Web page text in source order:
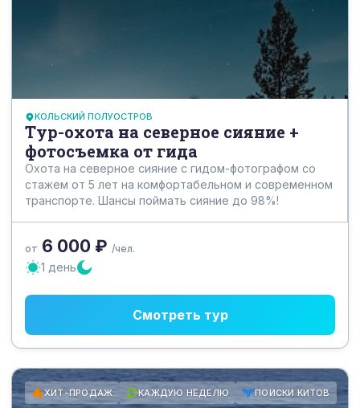
КОЛЬСКИЙ ПОЛУОСТРОВ
Тур-охота на северное сияние +
фотосъемка от гида
Охота на северное сияние с гидом-фотографом со
стажем от 5 лет на комфортабельном и современном
транспорте. Шансы поймать сияние до 98%!
от 6 000 ₽ /чел.
1 день
Смотреть тур
ХИТ-ПРОДАЖ КАЖДУЮ НЕДЕЛЮ ПОИСКИ КИТОВ